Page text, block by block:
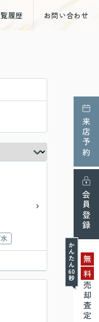
履歴 お問い合わせ
来店予約
会員登録
無
料
売却査定